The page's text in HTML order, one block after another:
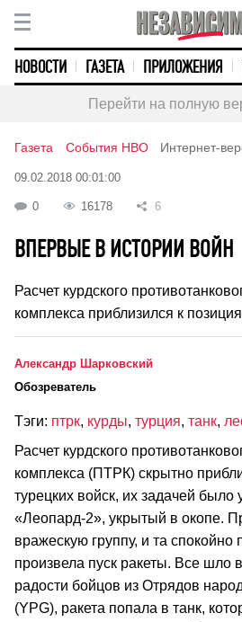
НОВОСТИ ГАЗЕТА ПРИЛОЖЕНИЯ
Перейти на полную
Газета События НВО Интернет-
09.02.2018 00:01:00
0 16178 6
ВПЕРВЫЕ В ИСТОРИИ ВОЙН
Расчет курдского
комплекса приблизился к
Александр Шарковский
Обозреватель
Тэги: птрк, курды, турция, танк,
Расчет курдского
комплекса (ПТРК) скрытно
турецких войск, их задачей было
«Леопард-2», укрытый в окопе.
вражескую группу, и та спокойно
произвела пуск ракеты. Все шло
радости бойцов из Отрядов
(YPG), ракета попала в танк,